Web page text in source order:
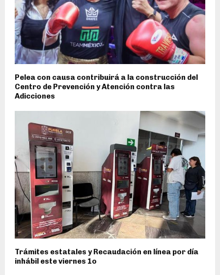
Pelea con causa contribuirá a la construcción del
Centro de Prevención y Atención contra las
Adicciones
Trámites estatales y Recaudación en línea por día
inhábil este viernes 1o